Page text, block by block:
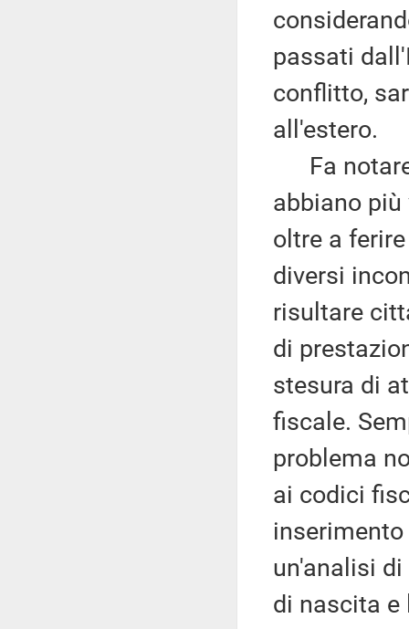
passati
conflitto,
all'estero.
Fa notare
abbiano
oltre a
diversi
risultare
di
stesura di
fiscale.
problema
ai codici
un'analisi
di nascita